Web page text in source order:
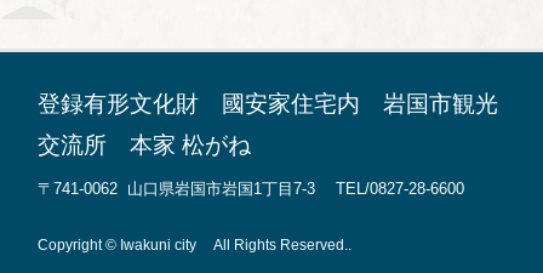
登録有形文化財 國安家住宅内 岩国市観光
交流所 本家 松がね
〒741-0062 山口県岩国市岩国1丁目7-3 TEL/0827-28-6600
Copyright © Iwakuni city All Rights Reserved..